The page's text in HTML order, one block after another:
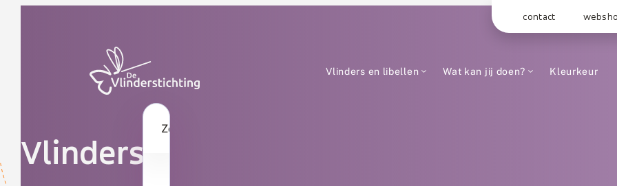
contact
Vlinders en libellen Wat kan jij doen? Kleurkeur
Vlinders
Zoek op naam